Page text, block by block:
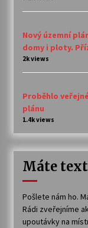
Nový územní
domy i ploty.
2k views
Proběhlo
plánu
1.4k views
Máte
Pošlete nám ho.
Rádi zveřejníme
upoutávky na